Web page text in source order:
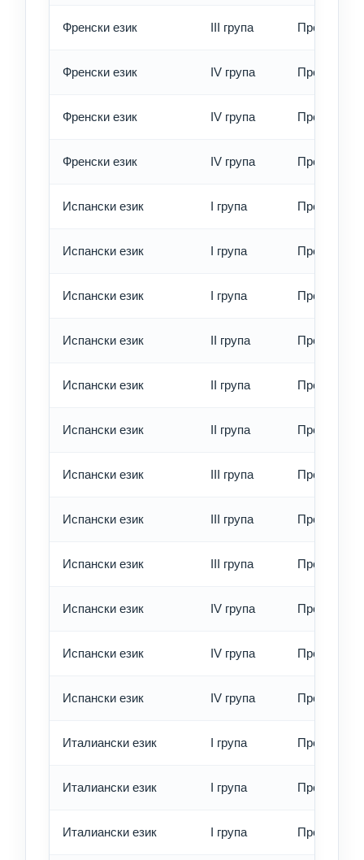
Френски език III група Превод -
Френски език IV група Превод -
Френски език IV група Превод -
Френски език IV група Превод -
Испански език I група Превод -
Испански език I група Превод -
Испански език I група Превод -
Испански език II група Превод -
Испански език II група Превод -
Испански език II група Превод -
Испански език III група Превод -
Испански език III група Превод -
Испански език III група Превод -
Испански език IV група Превод -
Испански език IV група Превод -
Испански език IV група Превод -
Италиански език I група Превод -
Италиански език I група Превод -
Италиански език I група Превод -